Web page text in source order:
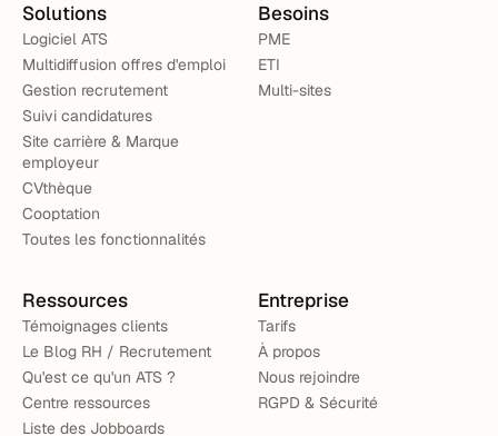
Solutions
Logiciel ATS
Multidiffusion offres d'emploi
Gestion recrutement
Suivi candidatures
Site carrière & Marque
employeur
CVthèque
Cooptation
Toutes les fonctionnalités
Besoins
PME
ETI
Multi-sites
Ressources
Témoignages clients
Le Blog RH / Recrutement
Qu'est ce qu'un ATS ?
Centre ressources
Liste des Jobboards
Entreprise
Tarifs
À propos
Nous rejoindre
RGPD & Sécurité